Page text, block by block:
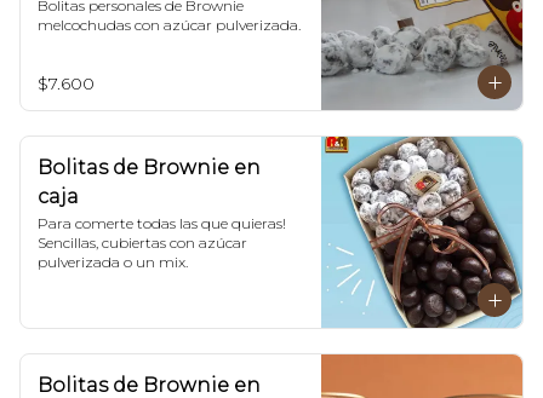
Bolitas personales de Brownie
melcochudas con azúcar pulverizada.
$7.600
Bolitas de Brownie en
caja
Para comerte todas las que quieras!
Sencillas, cubiertas con azúcar
pulverizada o un mix.
Bolitas de Brownie en